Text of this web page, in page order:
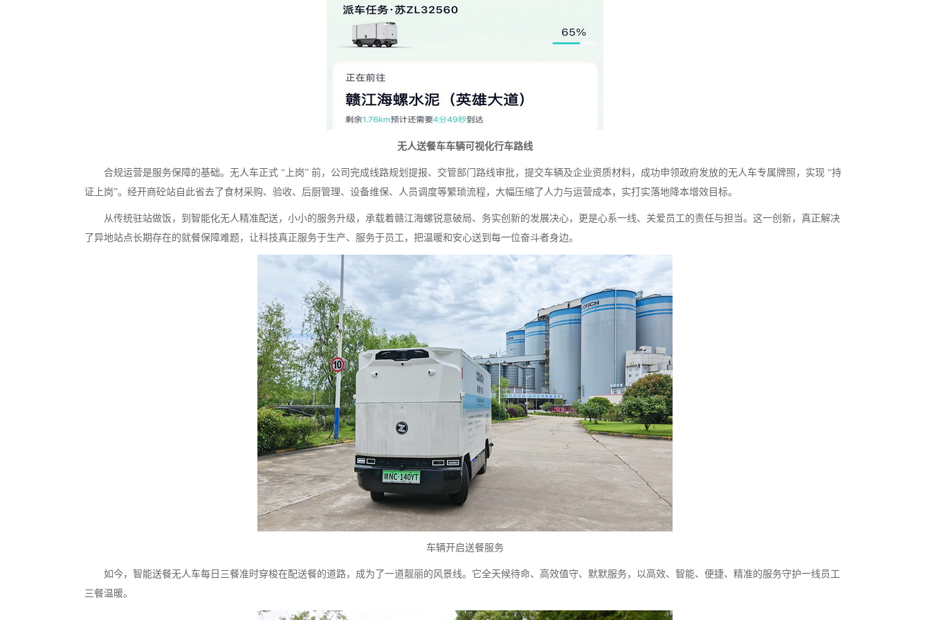
无人送餐车车辆可视化行车路线
合规运营是服务保障的基础。无人车正式 “上岗” 前，公司完成线路规划提报、交管部门路线审批，提交车辆及企业资质材料，成功申领政府发放的无人车专属牌照，实现 “持
证上岗”。经开商砼站自此省去了食材采购、验收、后厨管理、设备维保、人员调度等繁琐流程，大幅压缩了人力与运营成本，实打实落地降本增效目标。
从传统驻站做饭，到智能化无人精准配送，小小的服务升级，承载着赣江海螺锐意破局、务实创新的发展决心，更是心系一线、关爱员工的责任与担当。这一创新，真正解决
了异地站点长期存在的就餐保障难题，让科技真正服务于生产、服务于员工，把温暖和安心送到每一位奋斗者身边。
车辆开启送餐服务
如今，智能送餐无人车每日三餐准时穿梭在配送餐的道路，成为了一道靓丽的风景线。它全天候待命、高效值守、默默服务，以高效、智能、便捷、精准的服务守护一线员工
三餐温暖。